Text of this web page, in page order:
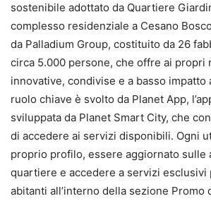
sostenibile adottato da Quartiere
complesso residenziale a Cesano
da Palladium Group, costituito da 26
circa 5.000 persone, che offre ai propri
innovative, condivise e a basso impatto
ruolo chiave è svolto da Planet App,
sviluppata da Planet Smart City, che
di accedere ai servizi disponibili. Ogni
proprio profilo, essere aggiornato sulle
quartiere e accedere a servizi esclusivi
abitanti all’interno della sezione Promo